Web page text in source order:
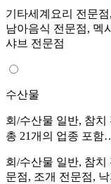
기타세계요리 전문
남아음식 전문점, 멕
샤브 전문점
수산물
회/수산물 일반, 참치
총 21개의 업종 포함
회/수산물 일반, 참치
문점, 조개 전문점,